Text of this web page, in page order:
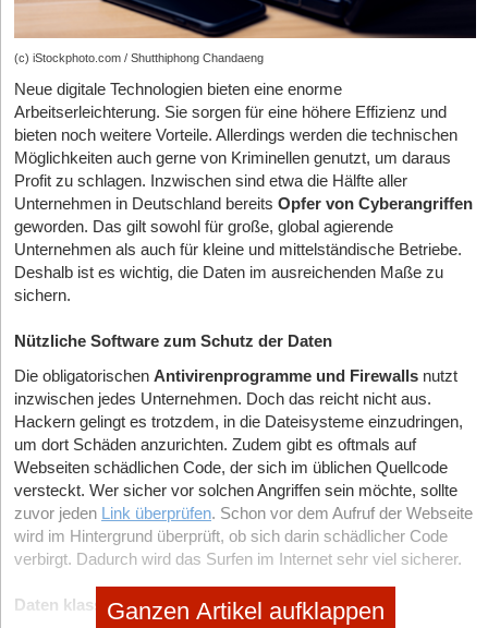
(c) iStockphoto.com / Shutthiphong Chandaeng
Neue digitale Technologien bieten eine enorme
Arbeitserleichterung. Sie sorgen für eine höhere Effizienz und
bieten noch weitere Vorteile. Allerdings werden die technischen
Möglichkeiten auch gerne von Kriminellen genutzt, um daraus
Profit zu schlagen. Inzwischen sind etwa die Hälfte aller
Unternehmen in Deutschland bereits Opfer von Cyberangriffen
geworden. Das gilt sowohl für große, global agierende
Unternehmen als auch für kleine und mittelständische Betriebe.
Deshalb ist es wichtig, die Daten im ausreichenden Maße zu
sichern.
Nützliche Software zum Schutz der Daten
Die obligatorischen Antivirenprogramme und Firewalls nutzt
inzwischen jedes Unternehmen. Doch das reicht nicht aus.
Hackern gelingt es trotzdem, in die Dateisysteme einzudringen,
um dort Schäden anzurichten. Zudem gibt es oftmals auf
Webseiten schädlichen Code, der sich im üblichen Quellcode
versteckt. Wer sicher vor solchen Angriffen sein möchte, sollte
zuvor jeden
Link überprüfen. Schon vor dem Aufruf der Webseite
wird im Hintergrund überprüft, ob sich darin schädlicher Code
verbirgt. Dadurch wird das Surfen im Internet sehr viel sicherer.
Daten klassifizierenGanzen Artikel aufklappen